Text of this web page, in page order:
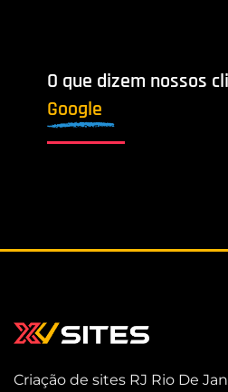
O que dizem nossos
Google
Criação de sites RJ Rio De